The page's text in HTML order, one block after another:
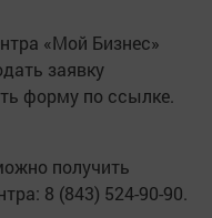
«Мой Бизнес»
заявку
форму по ссылке.
получить
8 (843) 524-90-90.